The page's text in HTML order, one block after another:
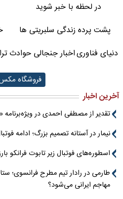
در لحظه با خبر شوید
پشت پرده زندگی سلبریتی ها
دنیای فناوریاخبار جنجالی حوادث
فروشگاه
آخرین اخبار
تقدیر از مصطفی احمدی در ویژه‌برنامه
نیمار در آستانه تصمیم بزرگ؛ ادامه
اسطوره‌های فوتبال زیر تابوت فرانکو
طارمی در رادار تیم مطرح فرانسوی؛
مهاجم ایرانی می‌شود؟